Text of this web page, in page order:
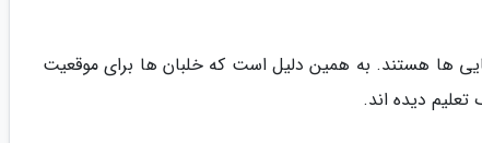
ها هستند. به همین دلیل است که خلبان ها برای موقعیت
دیده اند.